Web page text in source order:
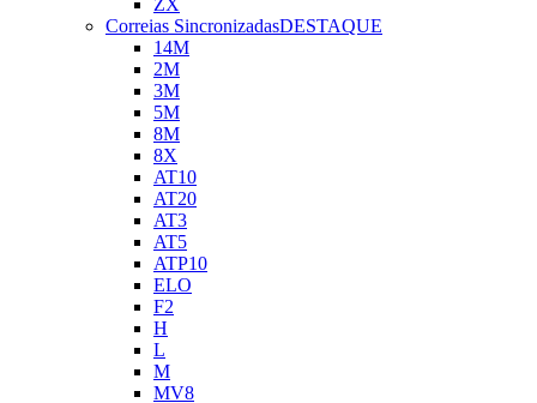
ZX
Correias SincronizadasDESTAQUE
14M
2M
3M
5M
8M
8X
AT10
AT20
AT3
AT5
ATP10
ELO
F2
H
L
M
MV8